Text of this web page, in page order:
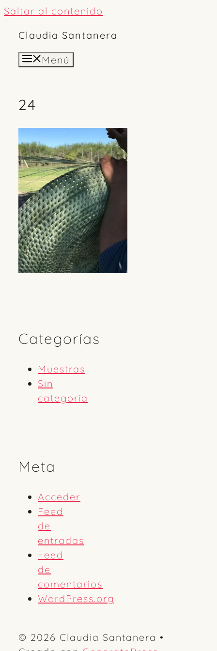
Saltar al contenido
Claudia Santanera
Menú
24
Categorías
Muestras
Sin
categoría
Meta
Acceder
Feed
de
entradas
Feed
de
comentarios
WordPress.org
© 2026 Claudia Santanera •